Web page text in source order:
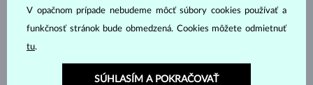
V opačnom prípade nebudeme môcť súbory cookies používať a
funkčnosť stránok bude obmedzená. Cookies môžete odmietnuť
tu.
SÚHLASÍM A POKRAČOVAŤ